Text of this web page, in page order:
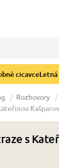
cicavceLetná
Rozhovory
s